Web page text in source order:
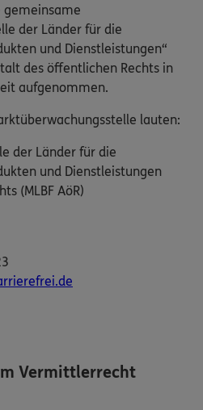
gemeinsame
der Länder für die
und Dienstleistungen“
des öffentlichen Rechts in
aufgenommen.
lauten:
der Länder für die
und Dienstleistungen
(MLBF AöR)
Vermittlerrecht